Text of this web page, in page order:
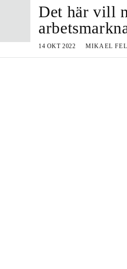
Det här vill
14 OKT 2022 MIKAEL